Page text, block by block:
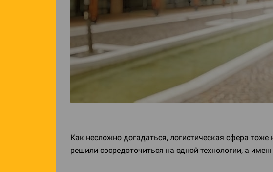
Как несложно догадаться, логистическая сфера
решили сосредоточиться на одной технологии, а